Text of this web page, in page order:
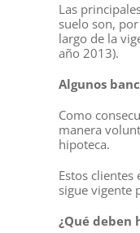
Las
suelo son,
largo de la
año 2013).
Algunos
Como
manera
hipoteca.
Estos
sigue vigente
¿Qué deben